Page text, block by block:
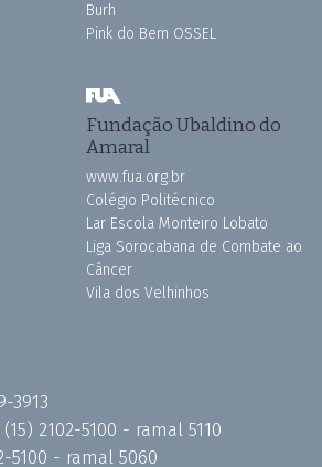
Burh
Pink do Bem OSSEL
Fundação Ubaldino do
Amaral
www.fua.org.br
Colégio Politécnico
Lar Escola Monteiro Lobato
Liga Sorocabana de Combate ao
Câncer
Vila dos Velhinhos
3913
(15) 2102-5100 - ramal 5110
5100 - ramal 5060